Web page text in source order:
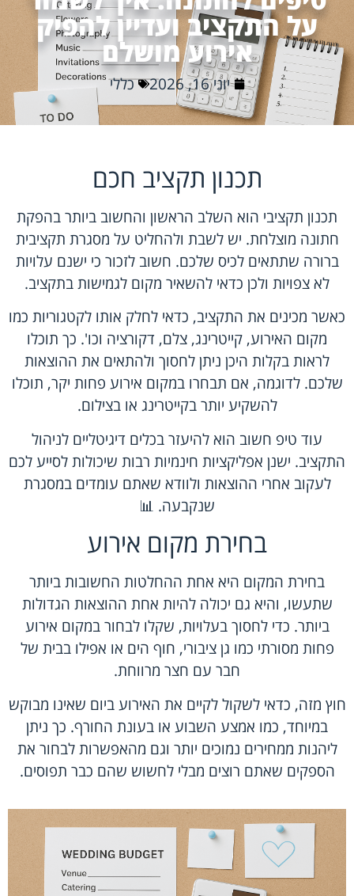
על התקציב ועדיין להפיק
אירוע מושלם
יוני 16, 2026 כללי
תכנון תקציב חכם
תכנון תקציבי הוא השלב הראשון והחשוב ביותר בהפקת
חתונה מוצלחת. יש לשבת ולהחליט על מסגרת תקציבית
ברורה שתתאים לכיס שלכם. חשוב לזכור כי ישנם עלויות
לא צפויות ולכן כדאי להשאיר מקום לגמישות בתקציב.
כאשר מכינים את התקציב, כדאי לחלק אותו לקטגוריות כמו
מקום האירוע, קייטרינג, צלם, דקורציה וכו'. כך תוכלו
לראות בקלות היכן ניתן לחסוך ולהתאים את ההוצאות
שלכם. לדוגמה, אם תבחרו במקום אירוע פחות יקר, תוכלו
להשקיע יותר בקייטרינג או בצילום.
עוד טיפ חשוב הוא להיעזר בכלים דיגיטליים לניהול
התקציב. ישנן אפליקציות חינמיות רבות שיכולות לסייע לכם
לעקוב אחרי ההוצאות ולוודא שאתם עומדים במסגרת
שנקבעה. 📊
בחירת מקום אירוע
בחירת המקום היא אחת ההחלטות החשובות ביותר
שתעשו, והיא גם יכולה להיות אחת ההוצאות הגדולות
ביותר. כדי לחסוך בעלויות, שקלו לבחור במקום אירוע
פחות מסורתי כמו גן ציבורי, חוף הים או אפילו בבית של
חבר עם חצר מרווחת.
חוץ מזה, כדאי לשקול לקיים את האירוע ביום שאינו מבוקש
במיוחד, כמו אמצע השבוע או בעונת החורף. כך ניתן
ליהנות ממחירים נמוכים יותר וגם מהאפשרות לבחור את
הספקים שאתם רוצים מבלי לחשוש שהם כבר תפוסים.